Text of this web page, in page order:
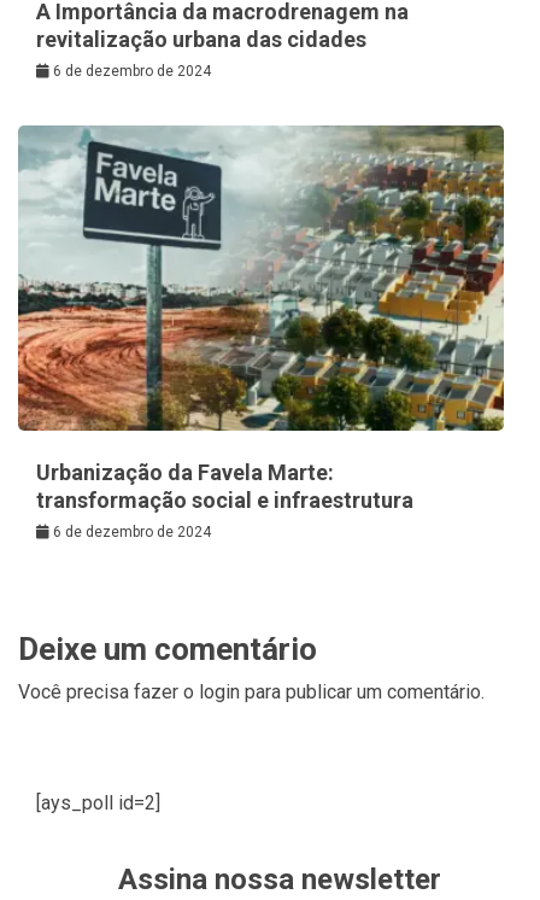
A Importância da macrodrenagem na
revitalização urbana das cidades
6 de dezembro de 2024
Urbanização da Favela Marte:
transformação social e infraestrutura
6 de dezembro de 2024
Deixe um comentário
Você precisa fazer o login para publicar um comentário.
[ays_poll id=2]
Assina nossa newsletter